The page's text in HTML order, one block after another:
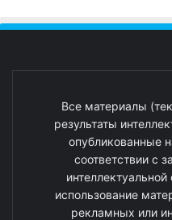
Все материалы
результаты
опубликованные
соответствии с
использование
рекламных или